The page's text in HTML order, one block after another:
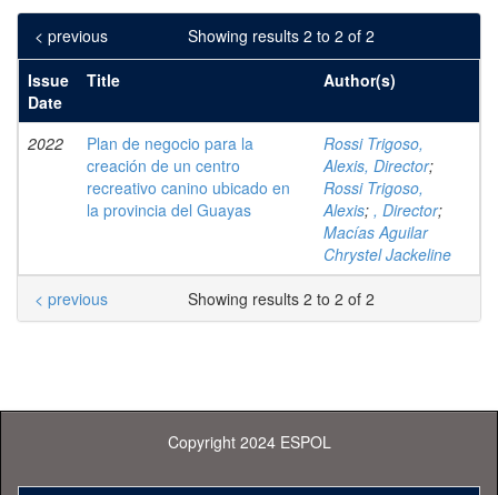
Showing results 2 to 2 of 2
< previous
Issue
Date
Title Author(s)
2022
Plan de negocio para la
creación de un centro
recreativo canino ubicado en
la provincia del Guayas
Rossi Trigoso,
Alexis, Director;
Rossi Trigoso,
Alexis; , Director;
Macías Aguilar
Chrystel Jackeline
Showing results 2 to 2 of 2
< previous
Copyright 2024 ESPOL